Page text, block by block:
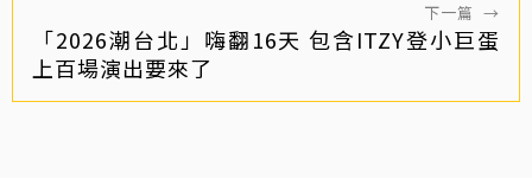
下一篇 →
「2026潮台北」嗨翻16天 包含ITZY登小巨蛋
上百場演出要來了